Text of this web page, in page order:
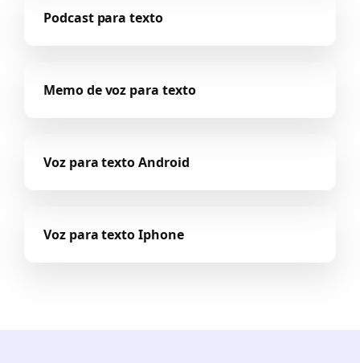
Podcast para texto
Memo de voz para texto
Voz para texto Android
Voz para texto Iphone